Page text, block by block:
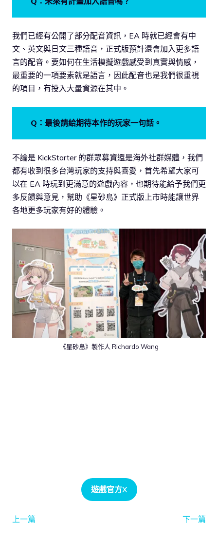
我們已經有公開了部分配音資訊，EA 時就已經會有中
文、英文與日文三種語音，正式版預計還會加入更多語
言的配音。要如何在生活模擬遊戲感受到真實與情感，
最重要的一項要素就是語言，因此配音也是我們很重視
的項目，有投入大量資源在其中。
Q：最後請給期待本作的玩家一句話。
不論是 KickStarter 的群眾募資還是海外社群媒體，我們
都有收到很多台灣玩家的支持與喜愛，首先希望大家可
以在 EA 時玩到更滿意的遊戲內容，也期待能給予我們更
多反饋與意見，幫助《星砂島》正式版上市時能讓世界
各地更多玩家有好的體驗。
《星砂島》製作人 Richardo Wang
遊戲官方X
上一篇 下一篇